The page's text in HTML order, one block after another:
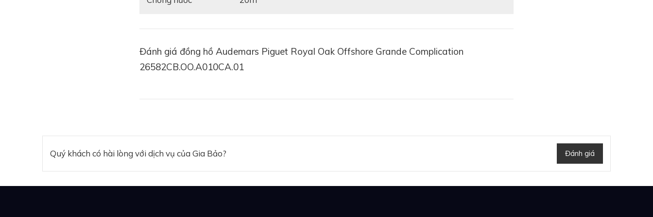
Đánh giá đồng hồ Audemars Piguet Royal Oak Offshore Grande Complication
26582CB.OO.A010CA.01
Quý khách có hài lòng với dịch vụ của Gia Bảo? Đánh giá